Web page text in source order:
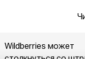
Wildberries может